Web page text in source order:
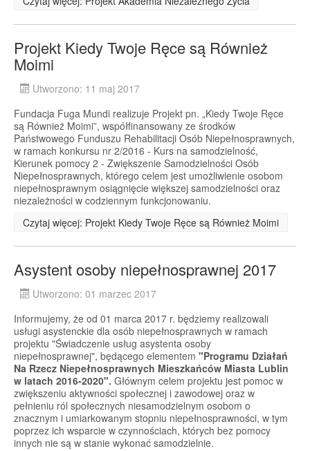
Projekt Kiedy Twoje Ręce są Również
Moimi
Utworzono: 11 maj 2017
Fundacja Fuga Mundi realizuje Projekt pn. „Kiedy Twoje Ręce
są Również Moimi”, współfinansowany ze środków
Państwowego Funduszu Rehabilitacji Osób Niepełnosprawnych,
w ramach konkursu nr 2/2016 - Kurs na samodzielność,
Kierunek pomocy 2 - Zwiększenie Samodzielności Osób
Niepełnosprawnych, którego celem jest umożliwienie osobom
niepełnosprawnym osiągnięcie większej samodzielności oraz
niezależności w codziennym funkcjonowaniu.
Czytaj więcej: Projekt Kiedy Twoje Ręce są Również Moimi
Asystent osoby niepełnosprawnej 2017
Utworzono: 01 marzec 2017
Informujemy, że od 01 marca 2017 r. będziemy realizowali
usługi asystenckie dla osób niepełnosprawnych w ramach
projektu "Świadczenie usług asystenta osoby
niepełnosprawnej", będącego elementem "Programu Działań
Na Rzecz Niepełnosprawnych Mieszkańców Miasta Lublin
w latach 2016-2020". Głównym celem projektu jest pomoc w
zwiększeniu aktywności społecznej i zawodowej oraz w
pełnieniu ról społecznych niesamodzielnym osobom o
znacznym i umiarkowanym stopniu niepełnosprawności, w tym
poprzez ich wsparcie w czynnościach, których bez pomocy
innych nie są w stanie wykonać samodzielnie.